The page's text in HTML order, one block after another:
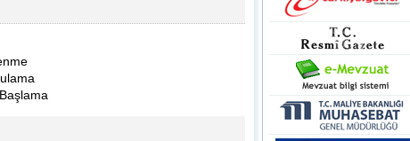
Hizmetiçi Eğitim
Faaliyetlerimiz Tüm Hızıyla
Devam Etmektedir,Göstermiş
Olduğunuz Yoğun İlgiden
Dolayı Teşekkür Eder Saygılar
Sunarız.
EĞİTİMDE FARKINDALIK